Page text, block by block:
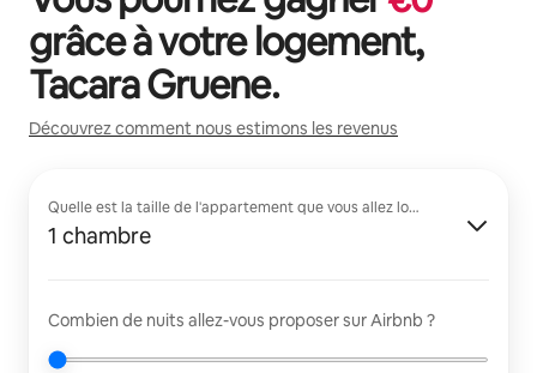
grâce à votre logement,
Tacara Gruene.
Découvrez comment nous estimons les revenus
Quelle est la taille de l'appartement que vous allez louer ?
1 chambre
Combien de nuits allez-vous proposer sur Airbnb ?